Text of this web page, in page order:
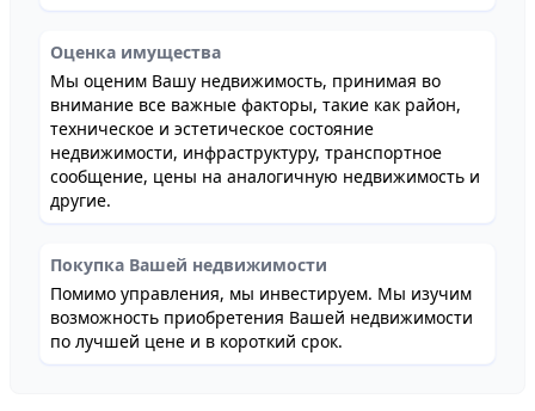
Оценка имущества
Мы оценим Вашу недвижимость, принимая во
внимание все важные факторы, такие как район,
техническое и эстетическое состояние
недвижимости, инфраструктуру, транспортное
сообщение, цены на аналогичную недвижимость и
другие.
Покупка Вашей недвижимости
Помимо управления, мы инвестируем. Мы изучим
возможность приобретения Вашей недвижимости
по лучшей цене и в короткий срок.